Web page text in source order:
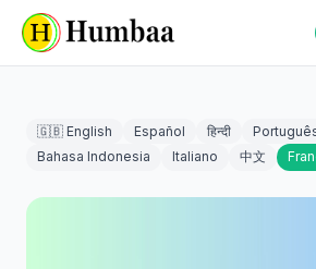
🇬🇧 English Español हिन्दी
Bahasa Indonesia
Italiano 中文